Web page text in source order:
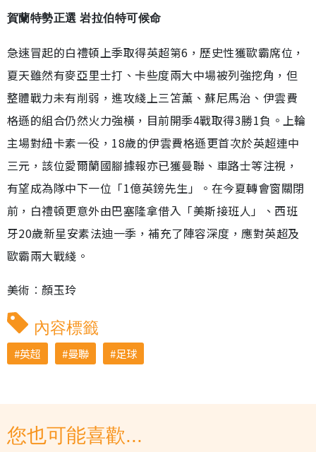
賀蘭特勢正選 岩拉伯特可候命
急速冒起的白禮頓上季取得英超第6，歷史性獲歐霸席位，
夏天雖然有麥亞里士打、卡些度兩大中場被列強挖角，但
整體戰力未有削弱，進攻綫上三笘薰、蘇尼馬治、伊雲費
格遜的組合仍然火力強橫，目前開季4戰取得3勝1負。上輪
主場對紐卡素一役，18歲的伊雲費格遜更首次於英超連中
三元，該位愛爾蘭國腳據報亦已獲曼聯、車路士等注視，
有望成為隊中下一位「1億英鎊先生」。在今夏轉會窗關閉
前，白禮頓更意外由巴塞隆拿借入「美斯接班人」、西班
牙20歲新星安素法迪一季，補充了陣容深度，應對英超及
歐霸兩大戰綫。
美術︰顏玉玲
內容標籤
英超 曼聯 足球
您也可能喜歡...